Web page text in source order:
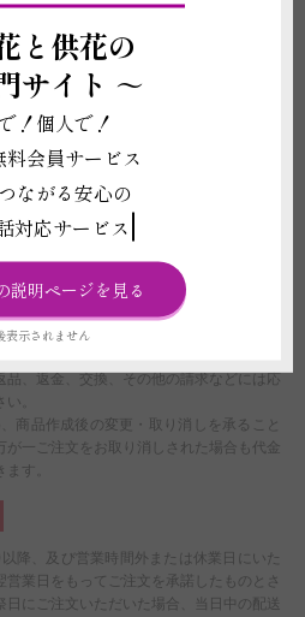
ます。お花が持ち込めない場合はお客様に
代わって斎場宛に代理手配をすることも可
類など）はその斎場規定に従います。
配送設置料、終了後のスタンド回収料、
円）を含んでおります。弊社のお花をご
斎場のお花を手配させていただく場合に関
（2,200円）は発生いたします。
お申し込みをお断りすることがございま
場合にも自動取り消しとさせていただきま
意向でお花やお札の種類が変わる場合、
おります。
や葉の品種、色あい、デザイン、植物の
状況により異なります。また、札やメッセ
含まれるものに記載されている資材の形状
、返金、交換、その他の請求などには応
。
商品作成後の変更・取り消しを承ること
一ご注文をお取り消しされた場合も代金
す。
降、及び営業時間外または休業日にいた
業日をもってご注文を承諾したものとさ
にご注文いただいた場合、当日中の配送
と供花の
サイト ～
！個人で！
料会員サービス
ながる安心の
対応サービス
説明ページを見る
表示されません